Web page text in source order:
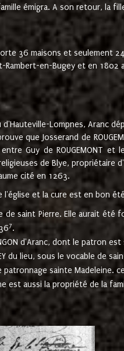
émigra. A son retour, la
36 maisons et seulement
en-Bugey et en 1802
Lompnes, Aranc
que Josserand de
Guy de ROUGEMONT
de Blye,
cité en 1263.
et la cure est en bon
saint Pierre. Elle aurait été
7.
d'Aranc, dont le patron est
du lieu, sous le vocable de
patronnage sainte Madeleine.
est aussi la propriété de la